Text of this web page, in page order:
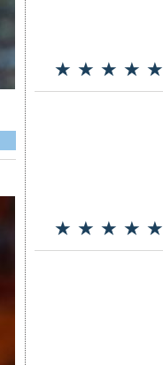
★ ★ ★ ★ ★
★ ★ ★ ★ ★